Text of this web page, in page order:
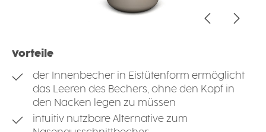
Vorteile
der Innenbecher in Eistütenform ermöglicht
das Leeren des Bechers, ohne den Kopf in
den Nacken legen zu müssen
intuitiv nutzbare Alternative zum